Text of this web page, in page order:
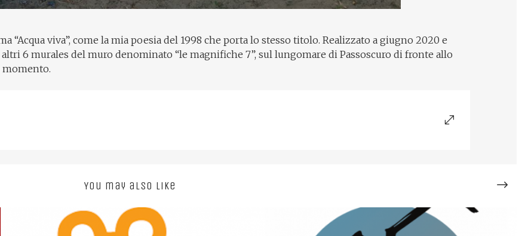
“Acqua viva”, come la mia poesia del 1998 che porta lo stesso titolo. Realizzato a giugno 2020 e
6 murales del muro denominato “le magnifiche 7”, sul lungomare di Passoscuro di fronte allo
momento.
You may also like